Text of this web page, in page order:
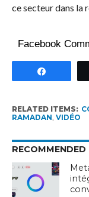
ce secteur dans la
Facebook
RELATED ITEMS:
RAMADAN VIDÉO
RECOMMENDED